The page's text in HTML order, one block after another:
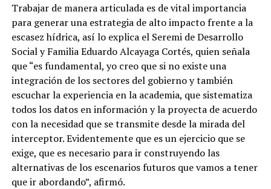
Trabajar de manera articulada es de vital importancia
para generar una estrategia de alto impacto frente a la
escasez hídrica, así lo explica el Seremi de Desarrollo
Social y Familia Eduardo Alcayaga Cortés, quien señala
que “es fundamental, yo creo que si no existe una
integración de los sectores del gobierno y también
escuchar la experiencia en la academia, que sistematiza
todos los datos en información y la proyecta de acuerdo
con la necesidad que se transmite desde la mirada del
interceptor. Evidentemente que es un ejercicio que se
exige, que es necesario para ir construyendo las
alternativas de los escenarios futuros que vamos a tener
que ir abordando”, afirmó.